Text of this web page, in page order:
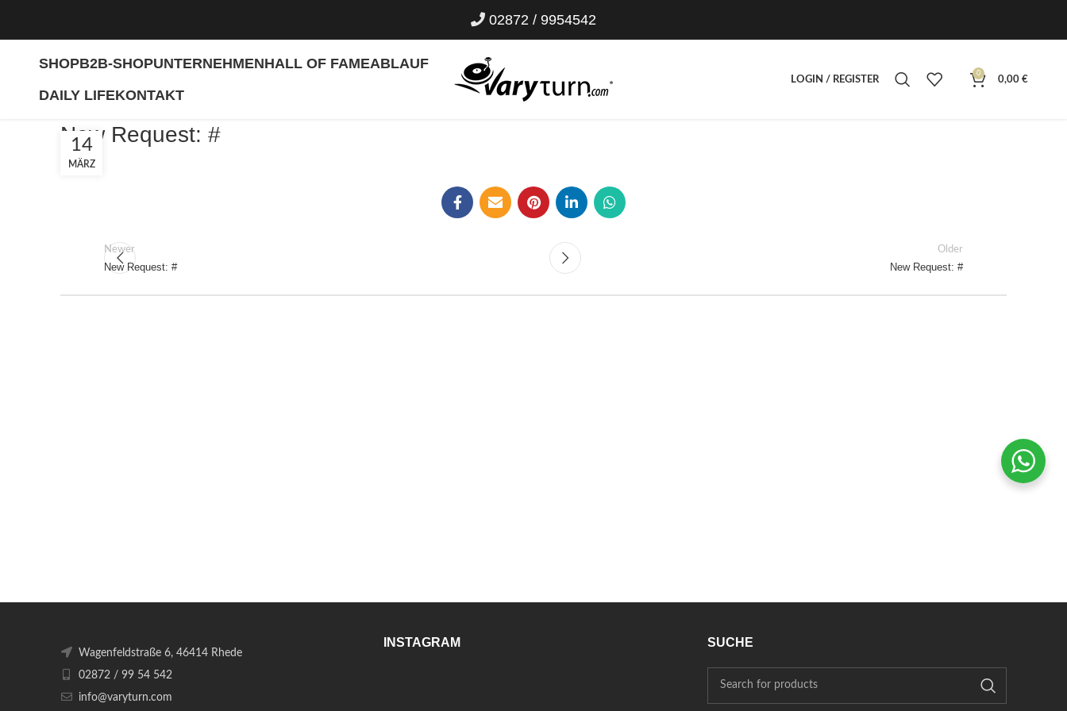
02872 / 9954542
SHOPB2B-SHOPUNTERNEHMENHALL OF FAMEABLAUF
DAILY LIFEKONTAKT
LOGIN / REGISTER
0
0,00€
New Request: #
14
MÄRZ
Newer
New Request: #
Older
New Request: #
Wagenfeldstraße 6, 46414 Rhede
02872 / 99 54 542
info@varyturn.com
INSTAGRAM SUCHE